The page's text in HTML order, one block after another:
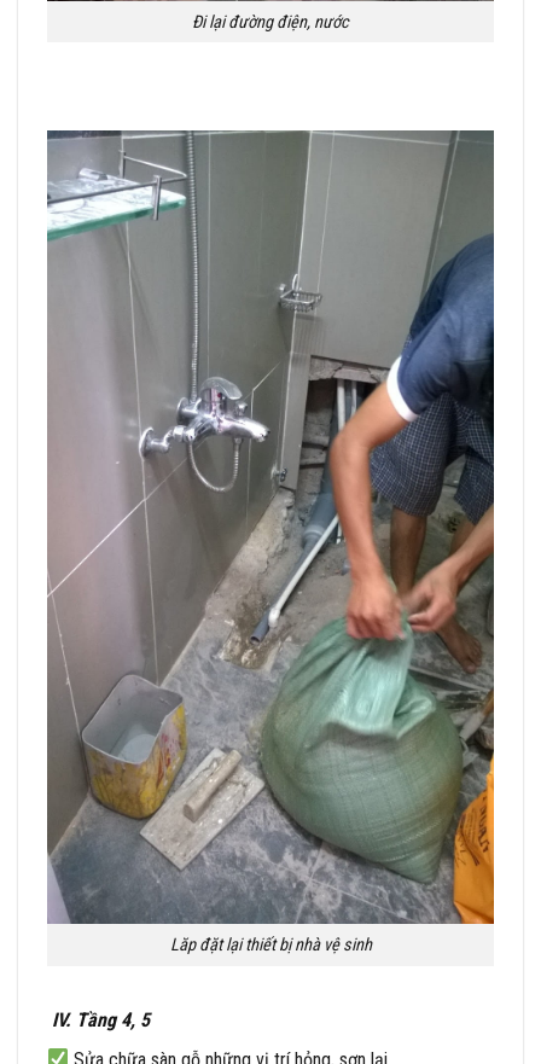
Đi lại đường điện, nước
Lăp đặt lại thiết bị nhà vệ sinh
IV. Tầng 4, 5